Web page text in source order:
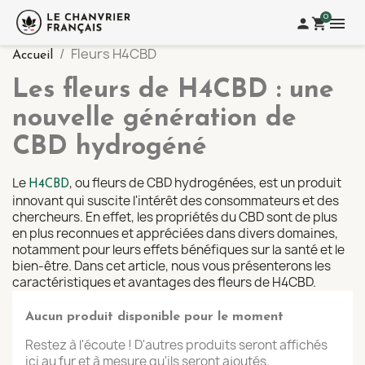
personshopping_cart0menu
Accueil Fleurs H4CBD
Les fleurs de H4CBD : une
nouvelle génération de
CBD hydrogéné
Le H4CBD, ou fleurs de CBD hydrogénées, est un produit
innovant qui suscite l'intérêt des consommateurs et des
chercheurs. En effet, les propriétés du CBD sont de plus
en plus reconnues et appréciées dans divers domaines,
notamment pour leurs effets bénéfiques sur la santé et le
bien-être. Dans cet article, nous vous présenterons les
caractéristiques et avantages des fleurs de H4CBD.
Aucun produit disponible pour le moment
Restez à l'écoute ! D'autres produits seront affichés
ici au fur et à mesure qu'ils seront ajoutés.